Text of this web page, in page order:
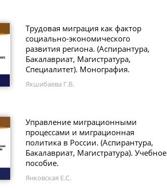
Трудовая миграция как фактор
социально-экономического
развития региона. (Аспирантура,
Бакалавриат, Магистратура,
Специалитет). Монография.
Якшибаева Г.В.
Управление миграционными
процессами и миграционная
политика в России. (Аспирантура,
Бакалавриат, Магистратура). Учебное
пособие.
Янковская Е.С.